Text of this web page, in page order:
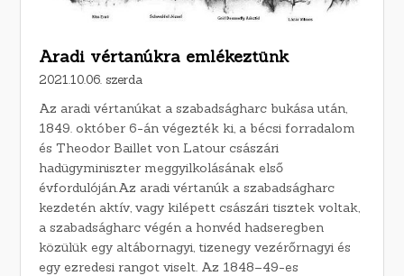
Aradi vértanúkra emlékeztünk
2021.10.06. szerda
Az aradi vértanúkat a szabadságharc bukása után,
1849. október 6-án végezték ki, a bécsi forradalom
és Theodor Baillet von Latour császári
hadügyminiszter meggyilkolásának első
évfordulóján.Az aradi vértanúk a szabadságharc
kezdetén aktív, vagy kilépett császári tisztek voltak,
a szabadságharc végén a honvéd hadseregben
közülük egy altábornagyi, tizenegy vezérőrnagyi és
egy ezredesi rangot viselt. Az 1848–49-es